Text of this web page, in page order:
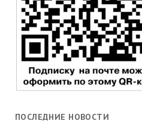
ПОСЛЕДНИЕ НОВОСТИ